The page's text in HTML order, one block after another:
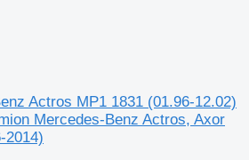
Actros MP1 1831 (01.96-12.02)
Mercedes-Benz Actros, Axor
2014)